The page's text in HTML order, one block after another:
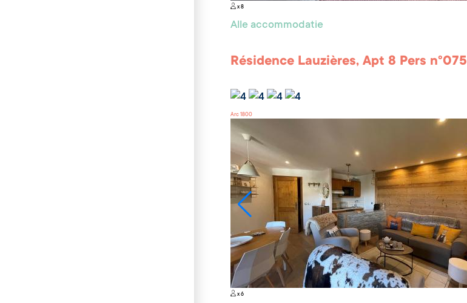
x 8
Alle accommodatie
Résidence Lauzières, Apt 8 Pers n°075
Arc 1800
x 6